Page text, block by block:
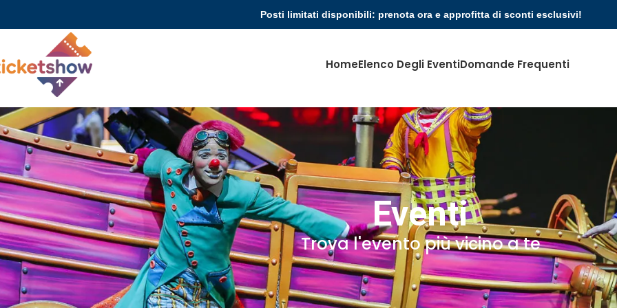
Posti limitati disponibili: prenota ora e approfitta di sconti esclusivi!
HomeElenco Degli EventiDomande Frequenti
Eventi
Trova l'evento più vicino a te